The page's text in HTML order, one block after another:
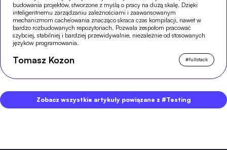
budowania projektów, stworzone z myślą o pracy na dużą skalę. Dzięki
inteligentnemu zarządzaniu zależnościami i zaawansowanym
mechanizmom cache’owania znacząco skraca czas kompilacji, nawet w
bardzo rozbudowanych repozytoriach. Pozwala zespołom pracować
szybciej, stabilniej i bardziej przewidywalnie, niezależnie od stosowanych
języków programowania.
Tomasz Kozon #fullstack
Zobacz wszystkie artykuły powiązane z #Testing